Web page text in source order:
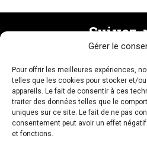
Gérer le
Pour offrir les meilleures expériences,
telles que les cookies pour stocker et/
appareils. Le fait de consentir à ces
traiter des données telles que le
uniques sur ce site. Le fait de ne pas
consentement peut avoir un effet
et fonctions.
Suivez-
Recevez la